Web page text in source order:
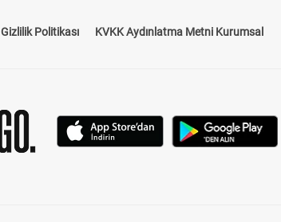
Gizlilik Politikası KVKK Aydınlatma Metni Kurumsal